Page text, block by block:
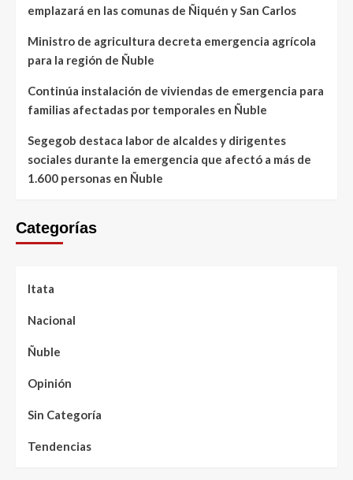
emplazará en las comunas de Ñiquén y San Carlos
Ministro de agricultura decreta emergencia agrícola
para la región de Ñuble
Continúa instalación de viviendas de emergencia para
familias afectadas por temporales en Ñuble
Segegob destaca labor de alcaldes y dirigentes
sociales durante la emergencia que afectó a más de
1.600 personas en Ñuble
Categorías
Itata
Nacional
Ñuble
Opinión
Sin Categoría
Tendencias